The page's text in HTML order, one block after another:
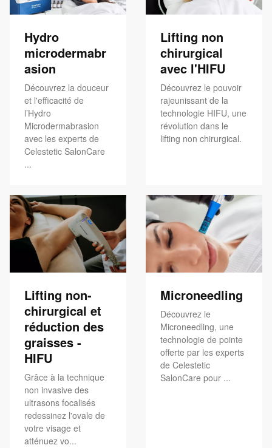
Hydro
microdermabr
asion
Découvrez la douceur
et l'efficacité de
l’Hydro
Microdermabrasion
avec les experts de
Celestetic SalonCare
...
Lifting non
chirurgical
avec l'HIFU
Découvrez le pouvoir
rajeunissant de la
technologie HIFU, une
révolution dans le
lifting non chirurgical.
Lifting non-
chirurgical et
réduction des
graisses -
HIFU
Grâce à la technique
non invasive des
ultrasons focalisés
redessinez l'ovale de
votre visage et
atténuez vo...
Microneedling
Découvrez le
Microneedling, une
technologie de pointe
offerte par les experts
de Celestetic
SalonCare pour ...